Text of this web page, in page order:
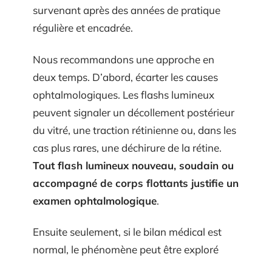
survenant après des années de pratique
régulière et encadrée.
Nous recommandons une approche en
deux temps. D’abord, écarter les causes
ophtalmologiques. Les flashs lumineux
peuvent signaler un décollement postérieur
du vitré, une traction rétinienne ou, dans les
cas plus rares, une déchirure de la rétine.
Tout flash lumineux nouveau, soudain ou
accompagné de corps flottants justifie un
examen ophtalmologique.
Ensuite seulement, si le bilan médical est
normal, le phénomène peut être exploré